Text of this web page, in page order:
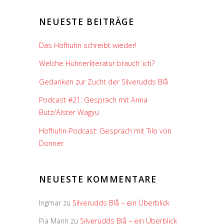
NEUESTE BEITRÄGE
Das Hofhuhn schreibt wieder!
Welche Hühnerliteratur brauch‘ ich?
Gedanken zur Zucht der Silverudds Blå
Podcast #21: Gespräch mit Anna
Butz/Alster Wagyu
Hofhuhn-Podcast: Gespräch mit Tilo von
Donner
NEUESTE KOMMENTARE
Ingmarzu Silverudds Blå – ein Überblick
Pia Mann zu Silverudds Blå – ein Überblick